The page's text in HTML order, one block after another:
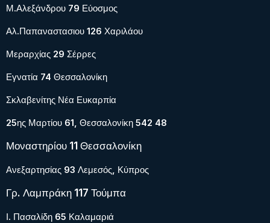
Μ.Αλεξάνδρου 79 Εύοσμος
Αλ.Παπαναστασιου 126 Χαριλάου
Μεραρχίας 29 Σέρρες
Εγνατία 74 Θεσσαλονίκη
Σκλαβενίτης Νέα Ευκαρπία
25ης Μαρτίου 61, Θεσσαλονίκη 542 48
Μοναστηρίου 11 Θεσσαλονίκη
Ανεξαρτησίας 93 Λεμεσός, Κύπρος
Γρ. Λαμπράκη 117 Τούμπα
Ι. Πασαλίδη 65 Καλαμαριά